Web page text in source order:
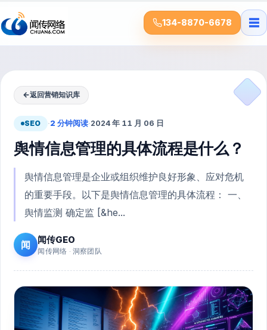
134-8870-6678 ☰
←返回营销知识库
SEO ·2 分钟阅读·2024 年 11 月 06 日
舆情信息管理的具体流程是什么？
舆情信息管理是企业或组织维护良好形象、应对危机
的重要手段。以下是舆情信息管理的具体流程： 一、
舆情监测 确定监 [&he...
闻 闻传GEO
闻传网络 · 洞察团队